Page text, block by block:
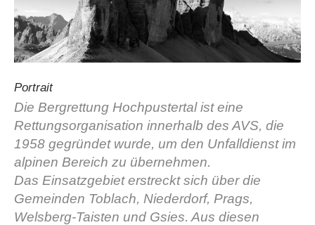
Vereinsgeschichte
Portrait
Die Bergrettung Hochpustertal ist eine
Rettungsorganisation innerhalb des AVS, die
1958 gegründet wurde, um den Unfalldienst im
alpinen Bereich zu übernehmen.
Das Einsatzgebiet erstreckt sich über die
Gemeinden Toblach, Niederdorf, Prags,
Welsberg-Taisten und Gsies. Aus diesen